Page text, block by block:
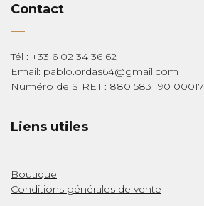
Contact
Tél : +33 6 02 34 36 62
Email: pablo.ordas64@gmail.com
Numéro de SIRET : 880 583 190 00017
Liens utiles
Boutique
Conditions générales de vente